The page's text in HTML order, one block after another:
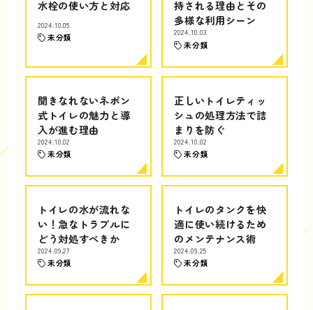
水栓の使い方と対応
2024.10.05
未分類
持される理由とその
多様な利用シーン
2024.10.03
未分類
聞きなれないネポン
式トイレの魅力と導
入が進む理由
2024.10.02
未分類
正しいトイレティッ
シュの処理方法で詰
まりを防ぐ
2024.10.02
未分類
トイレの水が流れな
い！急なトラブルに
どう対処すべきか
2024.09.27
未分類
トイレのタンクを快
適に使い続けるため
のメンテナンス術
2024.09.25
未分類